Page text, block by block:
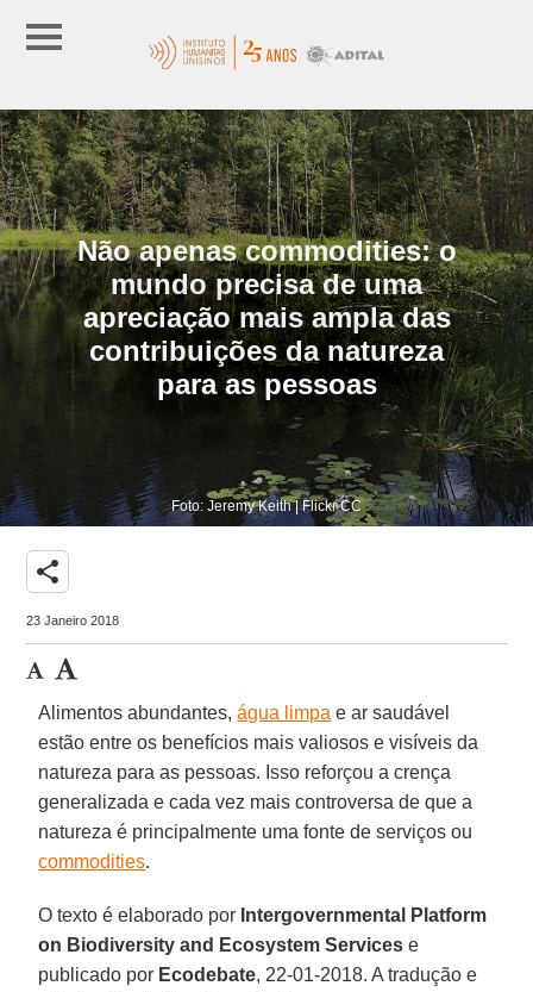
Não apenas commodities: o
mundo precisa de uma
apreciação mais ampla das
contribuições da natureza
para as pessoas
Foto: Jeremy Keith | Flickr CC
share
23 Janeiro 2018
Alimentos abundantes,água limpa e ar saudável
estão entre os benefícios mais valiosos e visíveis da
natureza para as pessoas. Isso reforçou a crença
generalizada e cada vez mais controversa de que a
natureza é principalmente uma fonte de serviços ou
commodities.
O texto é elaborado por Intergovernmental Platform
on Biodiversity and Ecosystem Services e
publicado por Ecodebate, 22-01-2018. A tradução e